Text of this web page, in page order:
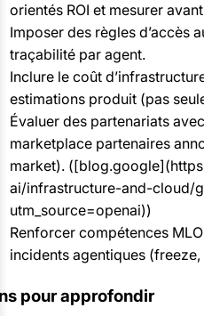
orientés ROI et mesurer
Imposer des règles d’accès
traçabilité par agent.
Inclure le coût
estimations produit (pas
Évaluer des partenariats
marketplace partenaires
market).
ai/infrastructure-and-cloud/
utm_source=openai))
Renforcer compétences
incidents agentiques
pour approfondir